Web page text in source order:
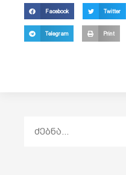
Facebook Twitter
Telegram Print